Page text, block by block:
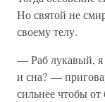
Но святой не
своему телу.
— Раб лукавый, я
и сна? —
сильнее чтобы от